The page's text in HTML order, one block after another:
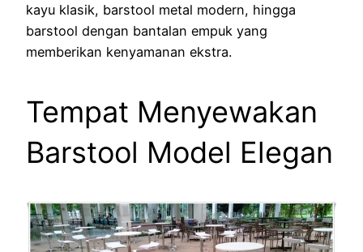
kayu klasik, barstool metal modern, hingga
barstool dengan bantalan empuk yang
memberikan kenyamanan ekstra.
Tempat Menyewakan
Barstool Model Elegan